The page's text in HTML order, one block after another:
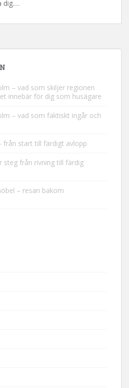
dig.…
– vad som skiljer regionen
innebär för dig som husägare
– vad som faktiskt ingår och
från start till färdigt avlopp
från rivning till färdig
– resan bakom